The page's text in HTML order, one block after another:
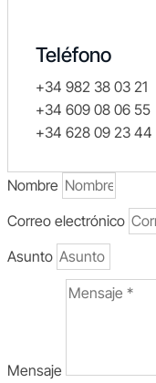
Teléfono
+34 982 38 03 21
+34 609 08 06 55
+34 628 09 23 44
Nombre
Correo electrónico
Asunto
Mensaje